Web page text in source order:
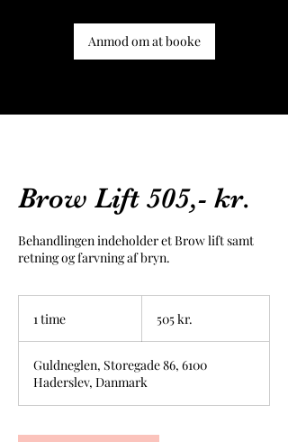
Anmod om at booke
Brow Lift 505,- kr.
Behandlingen indeholder et Brow lift samt
retning og farvning af bryn.
1 time
m
kroner505 kr.
Guldneglen, Storegade 86, 6100
Haderslev, Danmark